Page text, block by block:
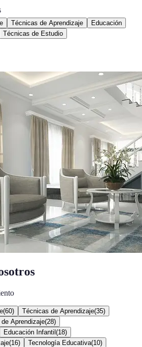
Técnicas de Aprendizaje
Educación
Técnicas de Estudio
(60) Técnicas de Aprendizaje(35)
de Aprendizaje(28)
Educación Infantil (18)
(16) Tecnología Educativa(10)